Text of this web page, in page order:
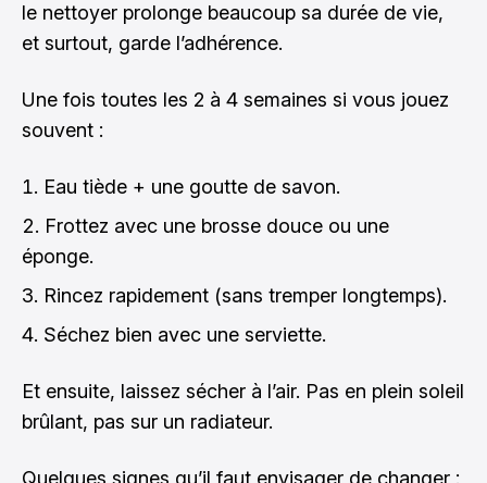
le nettoyer prolonge beaucoup sa durée de vie,
et surtout, garde l’adhérence.
Une fois toutes les 2 à 4 semaines si vous jouez
souvent :
Eau tiède + une goutte de savon.
Frottez avec une brosse douce ou une
éponge.
Rincez rapidement (sans tremper longtemps).
Séchez bien avec une serviette.
Et ensuite, laissez sécher à l’air. Pas en plein soleil
brûlant, pas sur un radiateur.
Quelques signes qu’il faut envisager de changer :